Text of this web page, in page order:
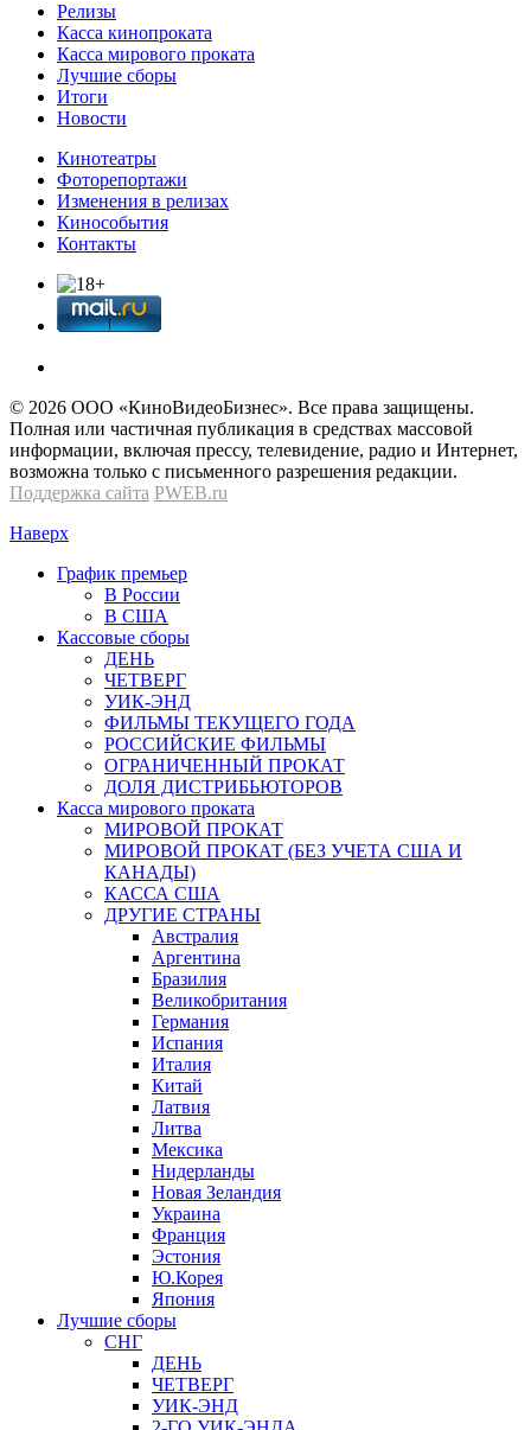
Релизы
Касса кинопроката
Касса мирового проката
Лучшие сборы
Итоги
Новости
Кинотеатры
Фоторепортажи
Изменения в релизах
Кинособытия
Контакты
© 2026 OOО «КиноВидеоБизнес». Все права защищены.
Полная или частичная публикация в средствах массовой
информации, включая прессу, телевидение, радио и Интернет,
возможна только с письменного разрешения редакции.
Поддержка сайта PWEB.ru
Наверх
График премьер
В России
В США
Кассовые сборы
ДЕНЬ
ЧЕТВЕРГ
УИК-ЭНД
ФИЛЬМЫ ТЕКУЩЕГО ГОДА
РОССИЙСКИЕ ФИЛЬМЫ
ОГРАНИЧЕННЫЙ ПРОКАТ
ДОЛЯ ДИСТРИБЬЮТОРОВ
Касса мирового проката
МИРОВОЙ ПРОКАТ
МИРОВОЙ ПРОКАТ (БЕЗ УЧЕТА США И
КАНАДЫ)
КАССА США
ДРУГИЕ СТРАНЫ
Австралия
Аргентина
Бразилия
Великобритания
Германия
Испания
Италия
Китай
Латвия
Литва
Мексика
Нидерланды
Новая Зеландия
Украина
Франция
Эстония
Ю.Корея
Япония
Лучшие сборы
СНГ
ДЕНЬ
ЧЕТВЕРГ
УИК-ЭНД